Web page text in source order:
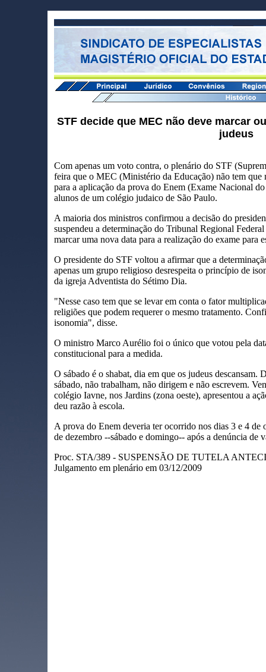
STF decide que MEC não deve marcar
judeus
Com apenas um voto contra, o plenário do STF
feira que o MEC (Ministério da Educação) não tem que
para a aplicação da prova do Enem (Exame Nacional
alunos de um colégio judaico de São Paulo.
A maioria dos ministros confirmou a decisão do
suspendeu a determinação do Tribunal Regional
marcar uma nova data para a realização do exame para
O presidente do STF voltou a afirmar que a
apenas um grupo religioso desrespeita o princípio de
da igreja Adventista do Sétimo Dia.
"Nesse caso tem que se levar em conta o fator
religiões que podem requerer o mesmo tratamento.
isonomia", disse.
O ministro Marco Aurélio foi o único que votou pela
constitucional para a medida.
O sábado é o shabat, dia em que os judeus descansam.
sábado, não trabalham, não dirigem e não escrevem.
colégio Iavne, nos Jardins (zona oeste), apresentou a
deu razão à escola.
A prova do Enem deveria ter ocorrido nos dias 3 e 4 de
de dezembro --sábado e domingo-- após a denúncia de
Proc. STA/389 - SUSPENSÃO DE TUTELA
Julgamento em plenário em 03/12/2009